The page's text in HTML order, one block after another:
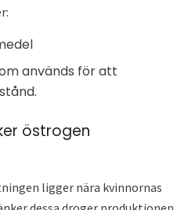
används för att
östrogen
ligger nära kvinnornas